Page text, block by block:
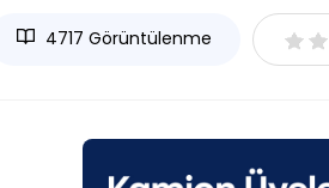
4717 Görüntülenme